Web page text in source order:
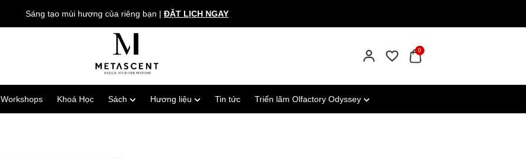
Sáng tạo mùi hương của riêng bạn | ĐẶT LỊCH NGAY
0
Workshops Khoá Học Sách Hương liệu Tin tức Triển lãm Olfactory Odyssey